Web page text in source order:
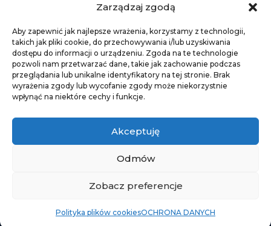
Zarządzaj zgodą
Aby zapewnić jak najlepsze wrażenia, korzystamy z technologii,
takich jak pliki cookie, do przechowywania i/lub uzyskiwania
dostępu do informacji o urządzeniu. Zgoda na te technologie
pozwoli nam przetwarzać dane, takie jak zachowanie podczas
przeglądania lub unikalne identyfikatory na tej stronie. Brak
wyrażenia zgody lub wycofanie zgody może niekorzystnie
wpłynąć na niektóre cechy i funkcje.
Akceptuję
Odmów
Zobacz preferencje
Polityka plików cookiesOCHRONA DANYCH
Język Angielski Kłobuck
2019 Tarkowski.edu.pl